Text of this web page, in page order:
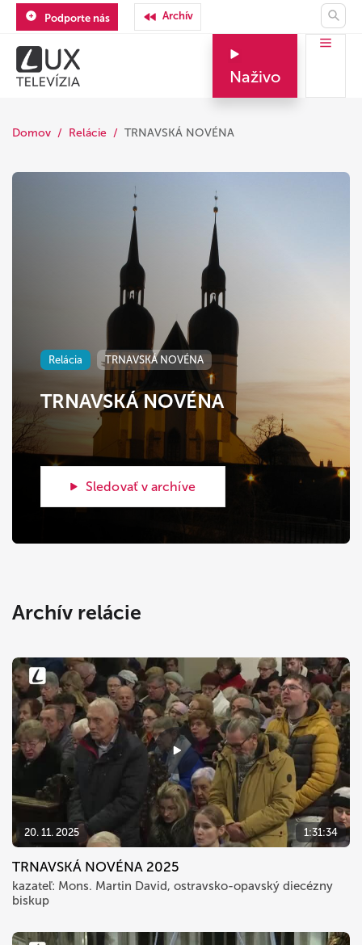
Podporte nás Archív
Naživo
Domov Relácie TRNAVSKÁ NOVÉNA
Relácia TRNAVSKÁ NOVÉNA
TRNAVSKÁ NOVÉNA
Sledovať v archíve
Archív relácie
20. 11. 2025 1:31:34
TRNAVSKÁ NOVÉNA 2025
kazateľ: Mons. Martin David, ostravsko-opavský diecézny
biskup